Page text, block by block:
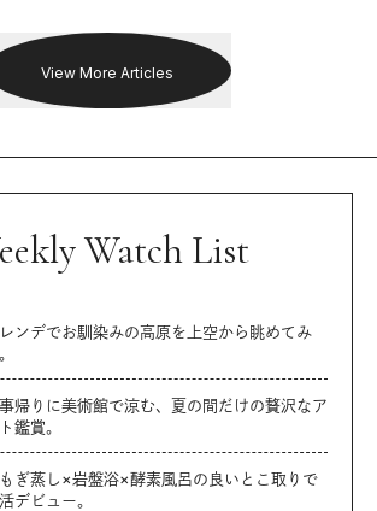
View More Articles
Watch List
ンデでお馴染みの高原を上空から眺めてみ
帰りに美術館で涼む、夏の間だけの贅沢なア
鑑賞。
ぎ蒸し×岩盤浴×酵素風呂の良いとこ取りで
デビュー。